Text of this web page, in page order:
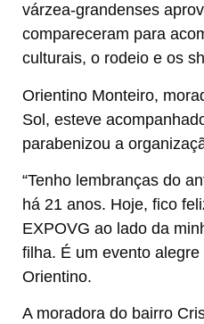
várzea-grandenses
compareceram para
culturais, o rodeio e os
Orientino Monteiro,
Sol, esteve
parabenizou a
“Tenho lembranças do
há 21 anos. Hoje, fico
EXPOVG ao lado da
filha. É um evento
Orientino.
A moradora do bairro